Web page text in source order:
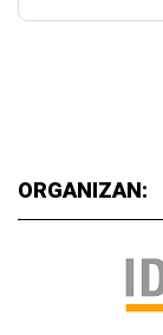
ORGANIZAN: